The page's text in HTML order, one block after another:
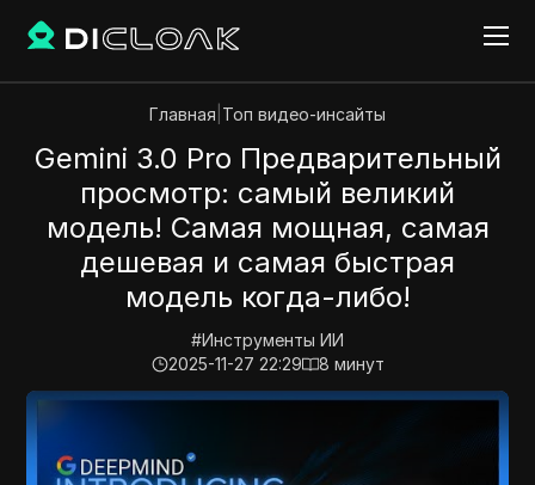
Главная Топ видео-инсайты
Gemini 3.0 Pro Предварительный
просмотр: самый великий
модель! Самая мощная, самая
дешевая и самая быстрая
модель когда-либо!
#Инструменты ИИ
2025-11-27 22:29
8 минут
Play Video:Gemini 3.0 Pro Предварительный